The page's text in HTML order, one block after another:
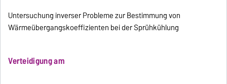
Untersuchung inverser Probleme zur Bestimmung von
Wärmeübergangskoeffizienten bei der Sprühkühlung
Verteidigung am